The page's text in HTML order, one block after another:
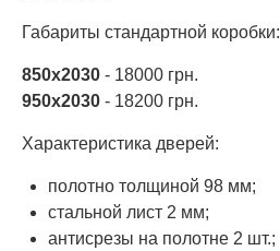
Габариты стандартной коробки:
850х2030 - 18000 грн.
950х2030 - 18200 грн.
Характеристика дверей:
полотно толщиной 98 мм;
стальной лист 2 мм;
антисрезы на полотне 2 шт.;